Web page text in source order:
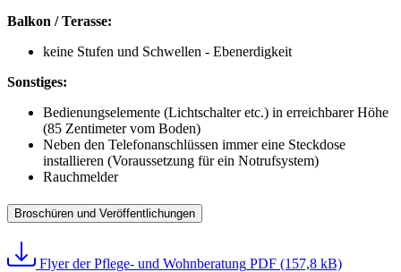
Balkon / Terasse:
keine Stufen und Schwellen - Ebenerdigkeit
Sonstiges:
Bedienungselemente (Lichtschalter etc.) in erreichbarer Höhe
(85 Zentimeter vom Boden)
Neben den Telefonanschlüssen immer eine Steckdose
installieren (Voraussetzung für ein Notrufsystem)
Rauchmelder
Broschüren und Veröffentlichungen
Flyer der Pflege- und Wohnberatung PDF (157,8 kB)